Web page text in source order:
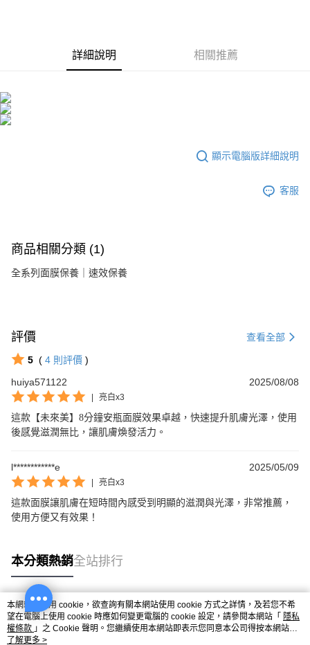
詳細說明 相關推薦
顯示電腦版詳細說明
客服
商品相關分類 (1)
全系列面膜保養｜速效保養
評價 查看全部
5 ( 4 則評價 )
huiya571122
2025/08/08
| 亮白x3
這款【未來美】8分鐘安瓶面膜效果卓越，快速提升肌膚光澤，使用
後感覺滋潤無比，讓肌膚煥發活力。
l************e 2025/05/09
| 亮白x3
這款面膜讓肌膚在短時間內感受到明顯的滋潤與光澤，非常推薦，
使用方便又有效果！
本分類熱銷全站排行
熱門標籤
本網站中使用 cookie，欲查詢有關本網站使用 cookie 方式之詳情，及若您不希
望在電腦上使用 cookie 時應如何變更電腦的 cookie 設定，請參閱本網站「 隱私
權條款 」之 Cookie 聲明。您繼續使用本網站即表示您同意本公司得按本網站使
用條款之 Cookie 聲明使用 cookie。
了解更多 >